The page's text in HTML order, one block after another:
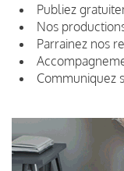
Publiez
Nos
Parrainez nos
Communiquez